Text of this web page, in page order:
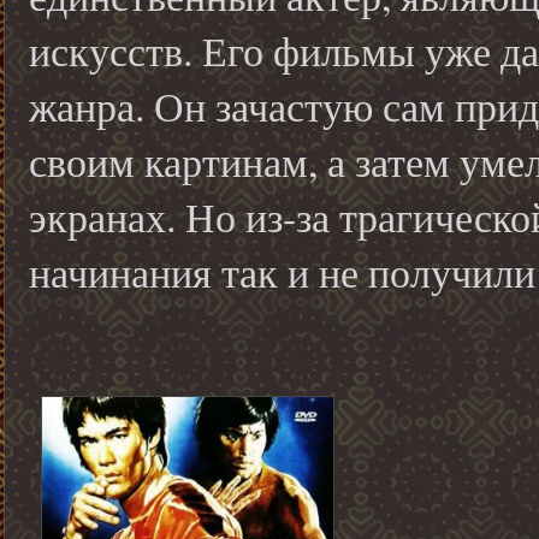
искусств. Его фильмы уже
жанра. Он зачастую сам
своим картинам, а затем
экранах. Но из-за
начинания так и не